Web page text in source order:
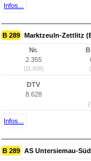
Infos...
B 289 Marktzeuln-Zettlitz
Nr.
2.355
(11.939)
DTV
8.628
Infos...
B 289 AS Untersiemau-